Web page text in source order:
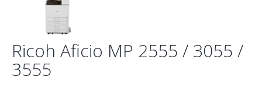
Ricoh Aficio MP 2555 / 3055 /
3555